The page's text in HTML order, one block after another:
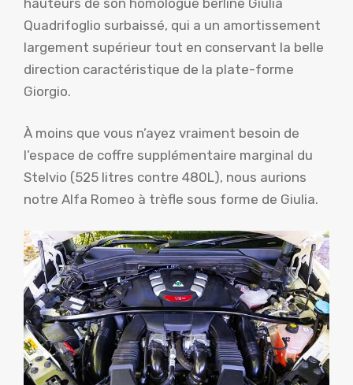
Quadrifoglio surbaissé, qui a un amortissement
largement supérieur tout en conservant la belle
direction caractéristique de la plate-forme
Giorgio.
À moins que vous n’ayez vraiment besoin de
l’espace de coffre supplémentaire marginal du
Stelvio (525 litres contre 480L), nous aurions
notre Alfa Romeo à trèfle sous forme de Giulia.